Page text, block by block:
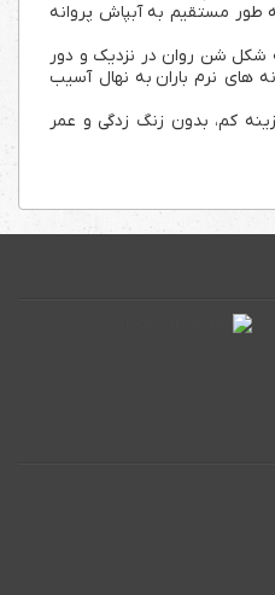
طور مستقیم به آبپاش پروانه
شکل شن روان در نزدیک و دور
های نرم باران به نهال آسیب
کم، بدون زنگ زدگی و عمر